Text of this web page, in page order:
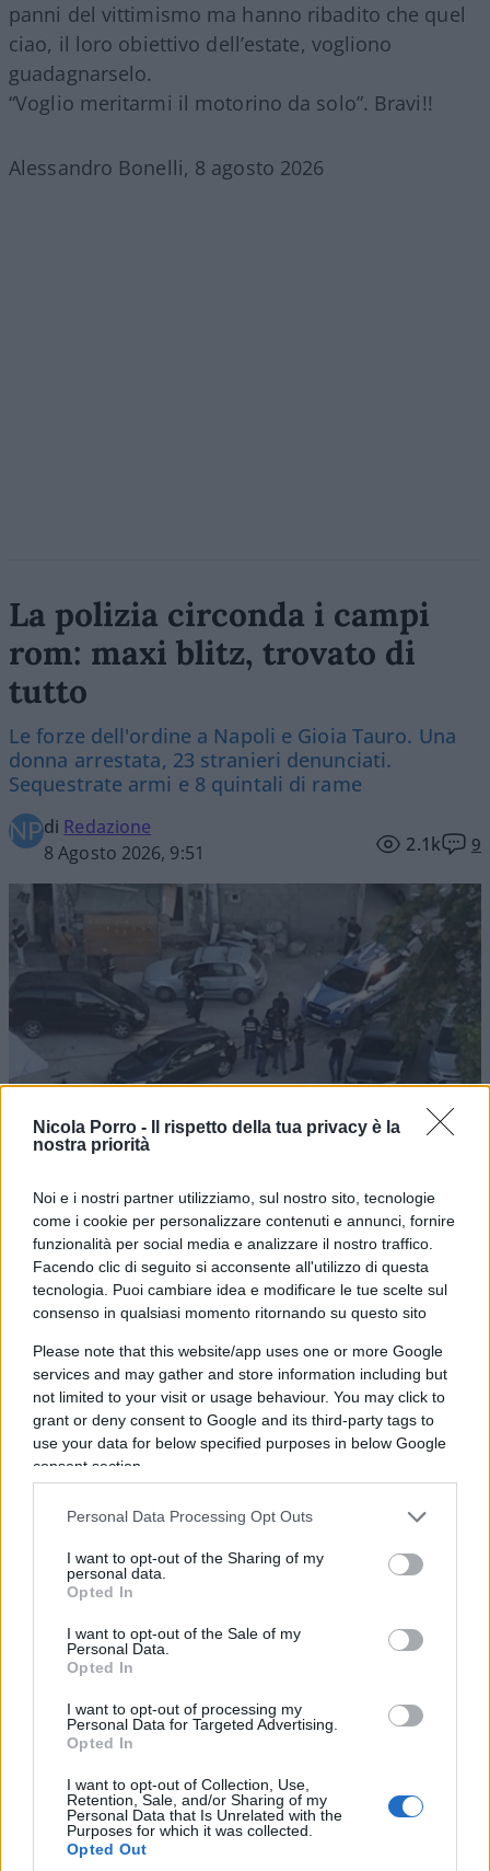
Nicola Porro -
Il rispetto della tua privacy è la
nostra priorità
Noi e i nostri partner utilizziamo, sul nostro sito, tecnologie
come i cookie per personalizzare contenuti e annunci, fornire
funzionalità per social media e analizzare il nostro traffico.
Facendo clic di seguito si acconsente all'utilizzo di questa
tecnologia. Puoi cambiare idea e modificare le tue scelte sul
consenso in qualsiasi momento ritornando su questo sito
Please note that this website/app uses one or more Google
services and may gather and store information including but
not limited to your visit or usage behaviour. You may click to
grant or deny consent to Google and its third-party tags to
use your data for below specified purposes in below Google
consent section.
Personal Data Processing Opt Outs
I want to opt-out of the Sharing of my
personal data.
Opted In
I want to opt-out of the Sale of my
Personal Data.
Opted In
I want to opt-out of processing my
Personal Data for Targeted Advertising.
Opted In
I want to opt-out of Collection, Use,
Retention, Sale, and/or Sharing of my
Personal Data that Is Unrelated with the
Purposes for which it was collected.
Opted Out
panni del vittimismo ma hanno ribadito che quel
ciao, il loro obiettivo dell’estate, vogliono
guadagnarselo.
“Voglio meritarmi il motorino da solo”. Bravi!!
Alessandro Bonelli, 8 agosto 2026
La polizia circonda i campi
rom: maxi blitz, trovato di
tutto
Le forze dell'ordine a Napoli e Gioia Tauro. Una
donna arrestata, 23 stranieri denunciati.
Sequestrate armi e 8 quintali di rame
di Redazione
8 Agosto 2026, 9:51
2.1k 9
Una donna arrestata, 23 stranieri denunciati,
cavi di rame sequestrati. È il bilancio
dell’operazione straordinaria condotta dalla
Polizia di Stato
nel campo nomadi di
Poggioreale, a Napoli, e nel Rione Ciambra
Gioia Tauro.
L’intervento più rilevante è stato effettuato a
Napoli. Nel campo di Poggioreale gli agenti hanno
arrestato una cittadina rumena, accusata di
detenzione illegale di arma da fuoco
ricettazione, resistenza a pubblico ufficiale e furto